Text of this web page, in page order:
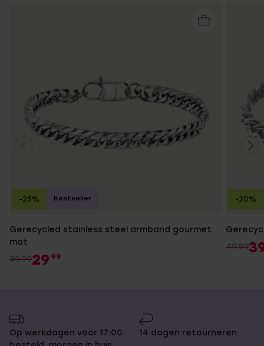
Gerecycled stainless steel armband gourmet
mat
39.9929 99
-25% Bestseller
49.99
-20%
Op werkdagen voor 17:00
14 dagen retourneren